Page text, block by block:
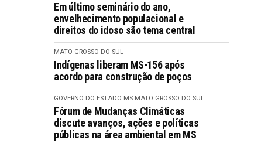
Em último seminário do ano,
envelhecimento populacional e
direitos do idoso são tema central
MATO GROSSO DO SUL
Indígenas liberam MS-156 após
acordo para construção de poços
GOVERNO DO ESTADO MS MATO GROSSO DO SUL
Fórum de Mudanças Climáticas
discute avanços, ações e políticas
públicas na área ambiental em MS